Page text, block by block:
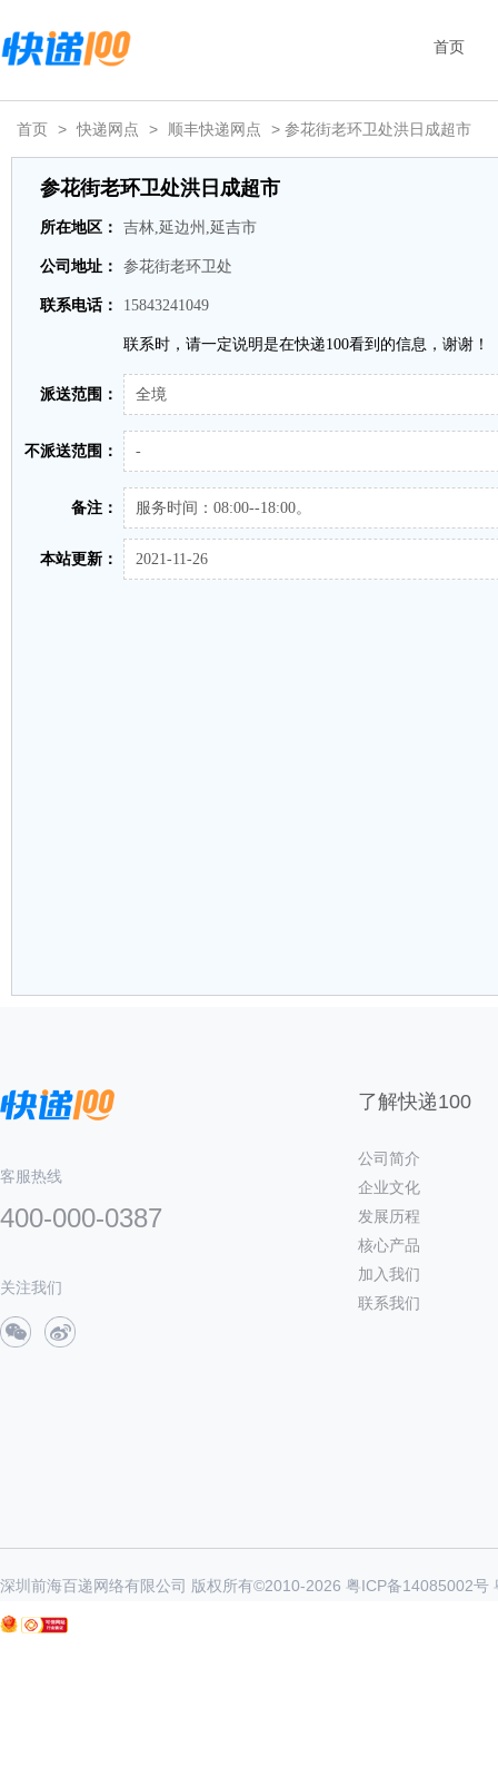
首页
首页 > 快递网点 > 顺丰快递网点 > 参花街老环卫处洪日成超市
参花街老环卫处洪日成超市
所在地区： 吉林,延边州,延吉市
公司地址： 参花街老环卫处
联系电话： 15843241049
联系时，请一定说明是在快递100看到的信息，谢谢！
派送范围： 全境
不派送范围： -
备注： 服务时间：08:00--18:00。
本站更新： 2021-11-26
客服热线
400-000-0387
关注我们
了解快递100
公司简介
企业文化
发展历程
核心产品
加入我们
联系我们
深圳前海百递网络有限公司 版权所有©2010-2026 粤ICP备14085002号